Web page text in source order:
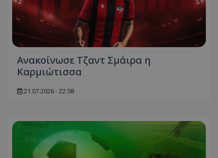
Ανακοίνωσε Τζαντ Σμάιρα η
Καρμιώτισσα
21.07.2026 - 22:58